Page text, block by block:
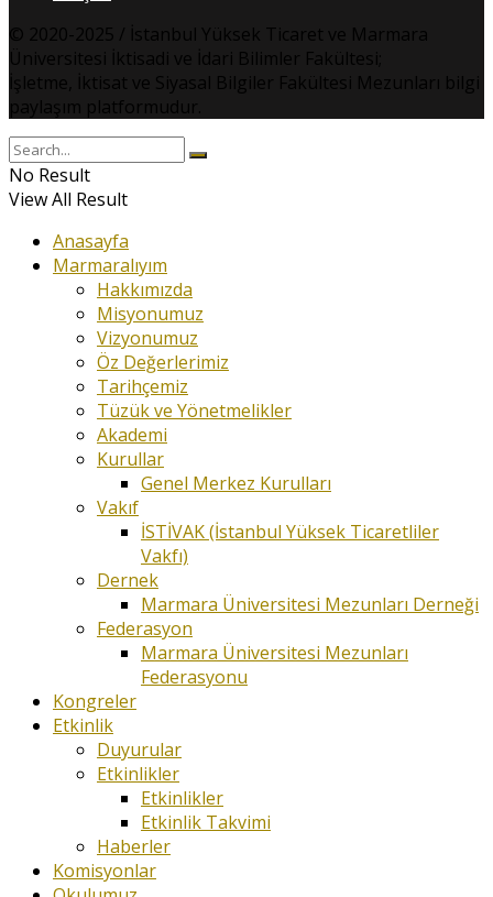
© 2020-2025 / İstanbul Yüksek Ticaret ve Marmara
Üniversitesi İktisadi ve İdari Bilimler Fakültesi;
İşletme, İktisat ve Siyasal Bilgiler Fakültesi Mezunları bilgi
paylaşım platformudur.
No Result
View All Result
Anasayfa
Marmaralıyım
Hakkımızda
Misyonumuz
Vizyonumuz
Öz Değerlerimiz
Tarihçemiz
Tüzük ve Yönetmelikler
Akademi
Kurullar
Genel Merkez Kurulları
Vakıf
İSTİVAK (İstanbul Yüksek Ticaretliler
Vakfı)
Dernek
Marmara Üniversitesi Mezunları Derneği
Federasyon
Marmara Üniversitesi Mezunları
Federasyonu
Kongreler
Etkinlik
Duyurular
Etkinlikler
Etkinlikler
Etkinlik Takvimi
Haberler
Komisyonlar